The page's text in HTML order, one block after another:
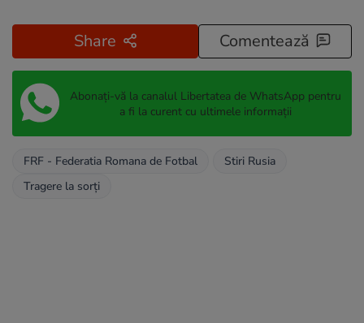
Share Comentează
Abonați-vă la canalul Libertatea de WhatsApp pentru
a fi la curent cu ultimele informații
FRF - Federatia Romana de Fotbal
Stiri Rusia
Tragere la sorţi